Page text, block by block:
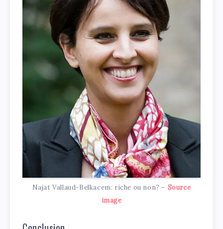
Najat Vallaud-Belkacem: riche ou non? – Source
image